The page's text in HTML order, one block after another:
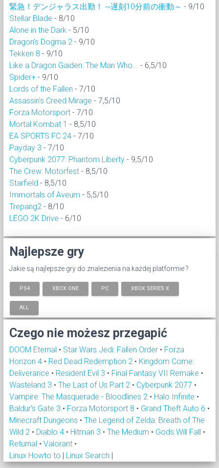
緊急！デンジャラス出勤！ ~遅刻10分前の衝動～ - 9/10
Stellar Blade - 8/10
Alone in the Dark - 5/10
Dragon’s Dogma 2 - 9/10
Tekken 8 - 9/10
Like a Dragon Gaiden: The Man Who...
- 6,5/10
Spider+ - 9/10
Lords of the Fallen - 7/10
Assassin's Creed Mirage - 7,5/10
Forza Motorsport - 7/10
Mortal Kombat 1 - 8,5/10
EA SPORTS FC 24 - 7/10
Payday 3 - 7/10
Cyberpunk 2077: Phantom Liberty - 9,5/10
The Crew: Motorfest - 8,5/10
Starfield - 8,5/10
Immortals of Aveum - 5,5/10
Trepang2 - 8/10
LEGO 2K Drive - 6/10
Najlepsze gry
Jakie są najlepsze gry do znalezienia na każdej platformie ?
PS4 XBOX ONE PC XBOX SERIES X
ALL
Czego nie możesz przegapić
DOOM Eternal • Star Wars Jedi: Fallen Order • Forza
Horizon 4 • Red Dead Redemption 2 • Kingdom Come:
Deliverance • Resident Evil 3 • Final Fantasy VII Remake •
Wasteland 3 • The Last of Us Part 2 • Cyberpunk 2077 •
Vampire: The Masquerade - Bloodlines 2 • Halo Infinite •
Baldur's Gate 3 • Forza Motorsport 8 • Grand Theft Auto 6 •
Minecraft Dungeons • The Legend of Zelda: Breath of The
Wild 2 • Diablo 4 • Hitman 3 • The Medium • Gods Will Fall •
Returnal • Valorant •
Linux Howto to | Linux Search |